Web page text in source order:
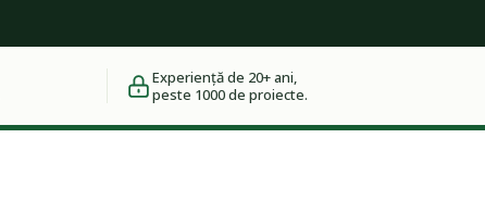
Experiență de 20+ ani,
peste 1000 de proiecte.